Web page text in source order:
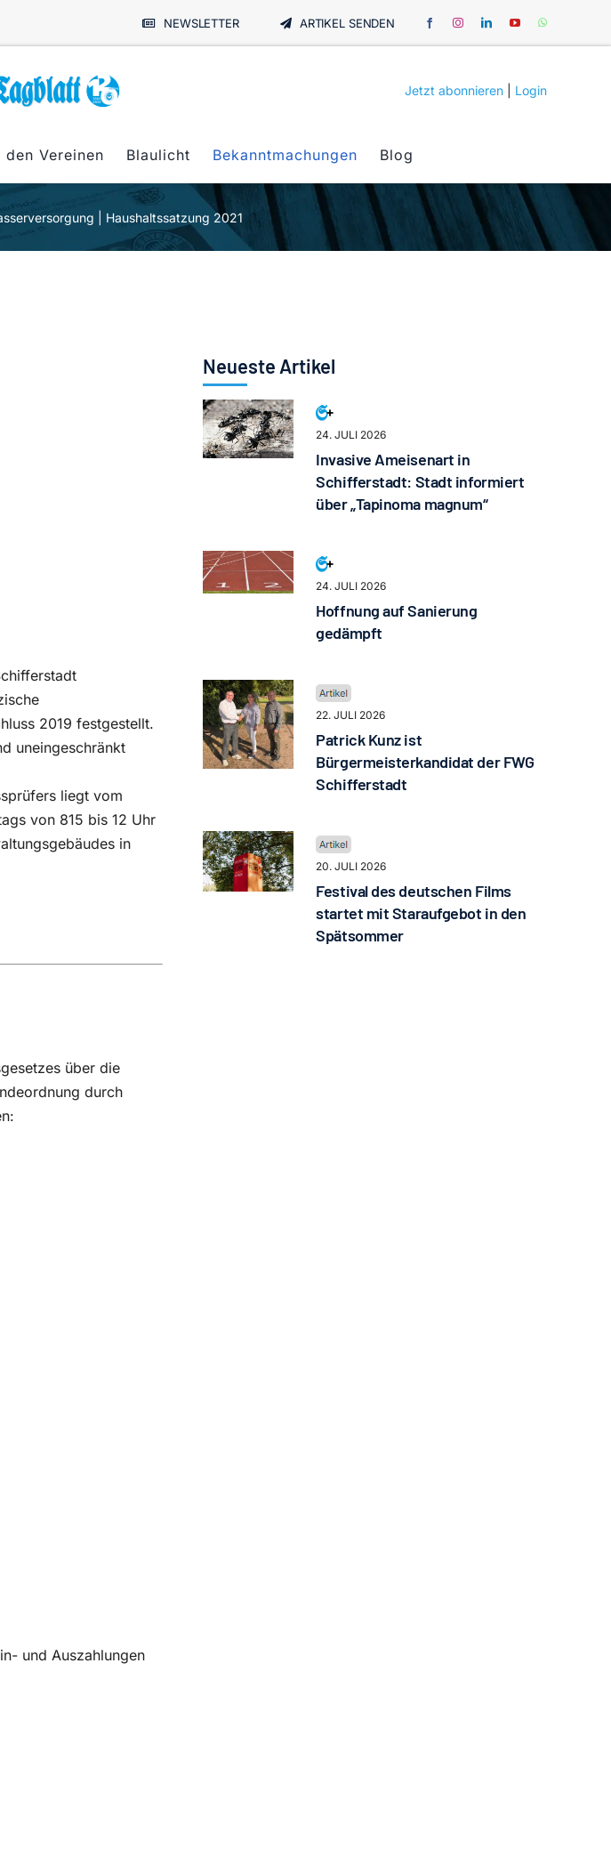
NEWSLETTER ARTIKEL SENDEN
Jetzt abonnieren Login
den Vereinen Blaulicht Bekanntmachungen Blog
| Haushaltssatzung 2021
2019 festgestellt.
uneingeschränkt
liegt vom
von 815 bis 12 Uhr
in
über die
durch
und Auszahlungen
Neueste Artikel
24. JULI 2026
Invasive Ameisenart in
Schifferstadt: Stadt informiert
über „Tapinoma magnum“
24. JULI 2026
Hoffnung auf Sanierung
gedämpft
22. JULI 2026
Patrick Kunz ist
Bürgermeisterkandidat der FWG
Schifferstadt
20. JULI 2026
Festival des deutschen Films
startet mit Staraufgebot in den
Spätsommer